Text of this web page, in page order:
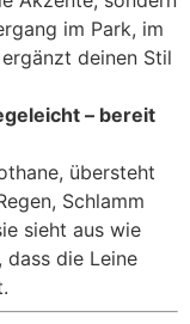
im Park, im
deinen Stil
– bereit
übersteht
Schlamm
sieht aus wie
die Leine